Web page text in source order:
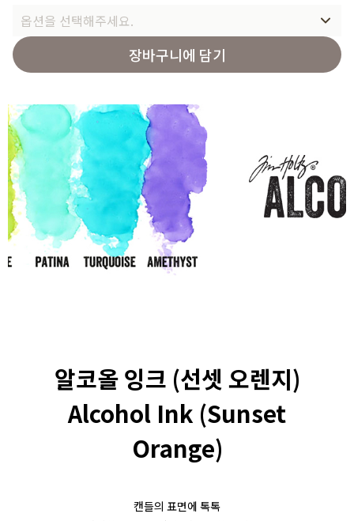
옵션을 선택해주세요.
장바구니에 담기
알코올 잉크 (선셋 오렌지)
Alcohol Ink (Sunset
Orange)
캔들의 표면에 톡톡